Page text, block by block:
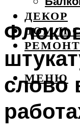
ДЕКОР
ДОМ И
РЕМОНТ
МЕНЮ
слово